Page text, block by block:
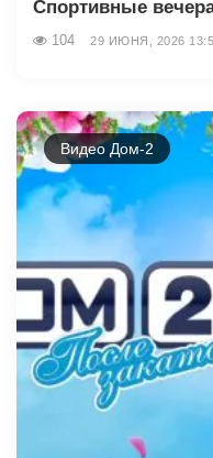
Спортивные
104 29 ИЮНЯ, 2026
Видео Дом-2